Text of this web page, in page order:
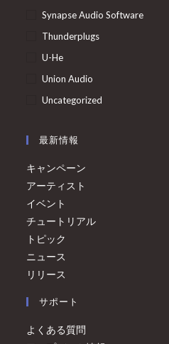
Synapse Audio Software
Thunderplugs
U-He
Union Audio
Uncategorized
最新情報
キャンペーン
アーティスト
イベント
チュートリアル
トピック
ニュース
リリース
サポート
よくある質問